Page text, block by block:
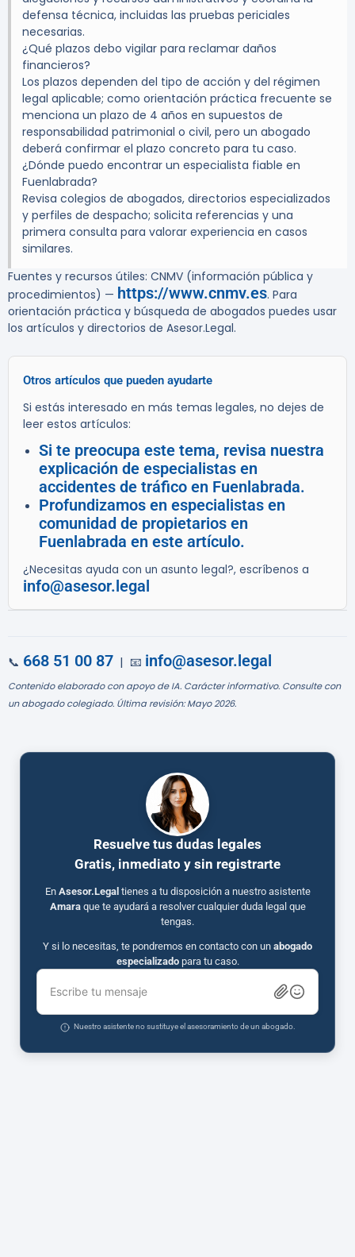
defensa técnica, incluidas las pruebas periciales
necesarias.
¿Qué plazos debo vigilar para reclamar daños
financieros?
Los plazos dependen del tipo de acción y del régimen
legal aplicable; como orientación práctica frecuente se
menciona un plazo de 4 años en supuestos de
responsabilidad patrimonial o civil, pero un abogado
deberá confirmar el plazo concreto para tu caso.
¿Dónde puedo encontrar un especialista fiable en
Fuenlabrada?
Revisa colegios de abogados, directorios especializados
y perfiles de despacho; solicita referencias y una
primera consulta para valorar experiencia en casos
similares.
Fuentes y recursos útiles: CNMV (información pública y
procedimientos) — https://www.cnmv.es. Para
orientación práctica y búsqueda de abogados puedes usar
los artículos y directorios de Asesor.Legal.
Otros artículos que pueden ayudarte
Si estás interesado en más temas legales, no dejes de
leer estos artículos:
Si te preocupa este tema, revisa nuestra
explicación de especialistas en
accidentes de tráfico en Fuenlabrada.
Profundizamos en especialistas en
comunidad de propietarios en
Fuenlabrada en este artículo.
¿Necesitas ayuda con un asunto legal?, escríbenos a
info@asesor.legal
📞 668 51 00 87 | 📧 info@asesor.legal
Contenido elaborado con apoyo de IA. Carácter informativo. Consulte con
un abogado colegiado. Última revisión: Mayo 2026.
Resuelve tus dudas legales
Gratis, inmediato y sin registrarte
En Asesor.Legal tienes a tu disposición a nuestro asistente
Amaraque te ayudará a resolver cualquier duda legal que
tengas.
Y si lo necesitas, te pondremos en contacto con un abogado
especializadopara tu caso.
Escribe tu mensaje
Nuestro asistente no sustituye el asesoramiento de un abogado.